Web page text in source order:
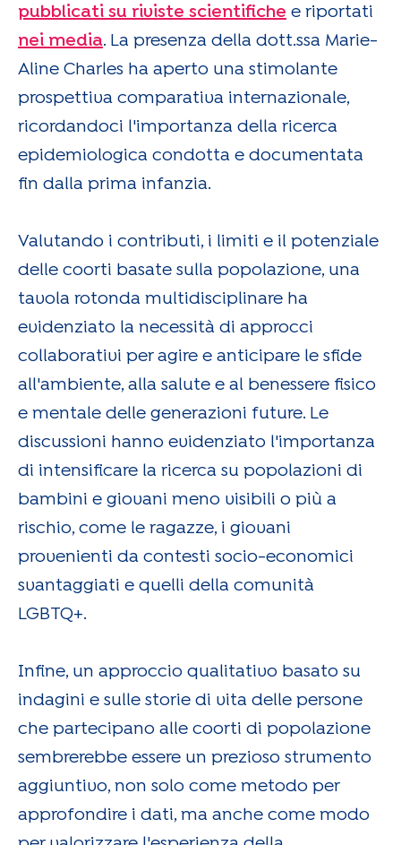
pubblicati su riviste scientifiche e riportati
nei media. La presenza della dott.ssa Marie-
Aline Charles ha aperto una stimolante
prospettiva comparativa internazionale,
ricordandoci l'importanza della ricerca
epidemiologica condotta e documentata
fin dalla prima infanzia.
Valutando i contributi, i limiti e il potenziale
delle coorti basate sulla popolazione, una
tavola rotonda multidisciplinare ha
evidenziato la necessità di approcci
collaborativi per agire e anticipare le sfide
all'ambiente, alla salute e al benessere fisico
e mentale delle generazioni future. Le
discussioni hanno evidenziato l'importanza
di intensificare la ricerca su popolazioni di
bambini e giovani meno visibili o più a
rischio, come le ragazze, i giovani
provenienti da contesti socio-economici
svantaggiati e quelli della comunità
LGBTQ+.
Infine, un approccio qualitativo basato su
indagini e sulle storie di vita delle persone
che partecipano alle coorti di popolazione
sembrerebbe essere un prezioso strumento
aggiuntivo, non solo come metodo per
approfondire i dati, ma anche come modo